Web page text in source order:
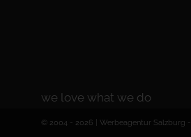
we love what we do
© 2004 - 2026 | Werbeagentur Salzburg -